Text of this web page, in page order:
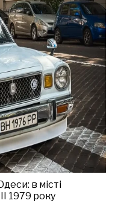
в місті
1979 року